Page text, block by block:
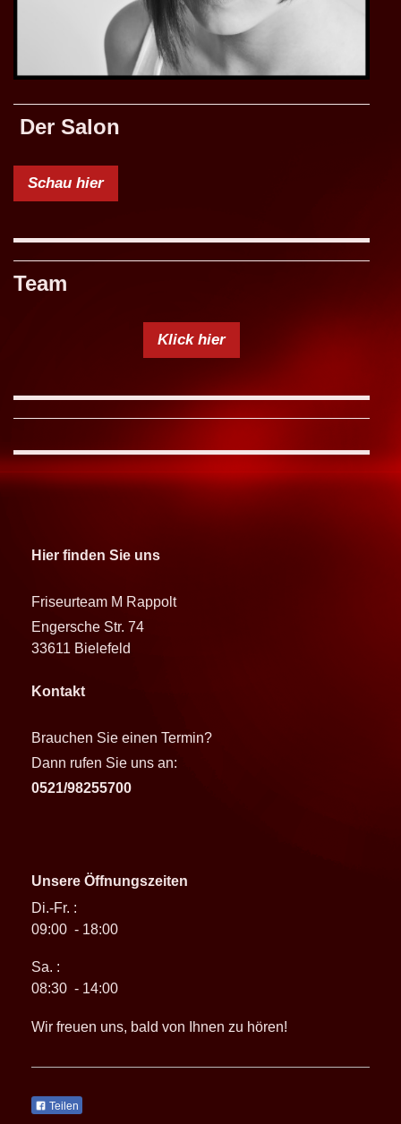
Der Salon
Schau hier
Team
Klick hier
Hier finden Sie uns
Friseurteam M Rappolt
Engersche Str. 74
33611 Bielefeld
Kontakt
Brauchen Sie einen Termin?
Dann rufen Sie uns an:
0521/98255700
Unsere Öffnungszeiten
Di.-Fr. :
09:00 - 18:00
Sa. :
08:30 - 14:00
Wir freuen uns, bald von Ihnen zu hören!
Teilen